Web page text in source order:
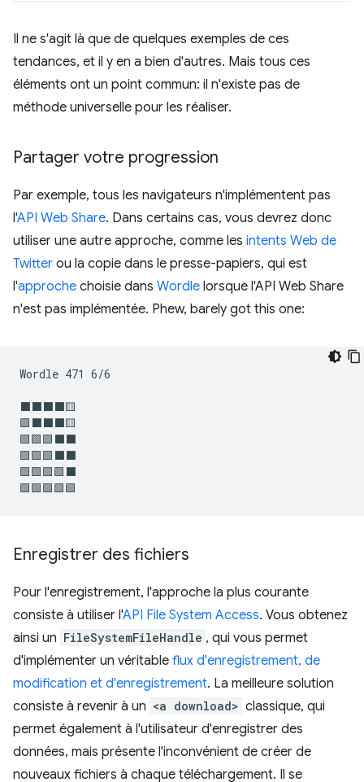
Il ne s'agit là que de quelques exemples de ces
tendances, et il y en a bien d'autres. Mais tous ces
éléments ont un point commun: il n'existe pas de
méthode universelle pour les réaliser.
Partager votre progression
Par exemple, tous les navigateurs n'implémentent pas
l'API Web Share. Dans certains cas, vous devrez donc
utiliser une autre approche, comme les intents Web de
Twitter ou la copie dans le presse-papiers, qui est
l'approche choisie dans Wordle lorsque l'API Web Share
n'est pas implémentée. Phew, barely got this one:
Wordle 471 6/6
⬛⬛⬛⬛🟨
🟩⬛⬛⬛🟨
🟩🟩🟩⬛⬛
🟩🟩🟩⬛⬛
🟩🟩🟩🟩⬛
Enregistrer des fichiers
Pour l'enregistrement, l'approche la plus courante
consiste à utiliser l'API File System Access. Vous obtenez
ainsi un FileSystemFileHandle , qui vous permet
d'implémenter un véritable flux d'enregistrement, de
modification et d'enregistrement. La meilleure solution
consiste à revenir à un <a download> classique, qui
permet également à l'utilisateur d'enregistrer des
données, mais présente l'inconvénient de créer de
nouveaux fichiers à chaque téléchargement. Il se